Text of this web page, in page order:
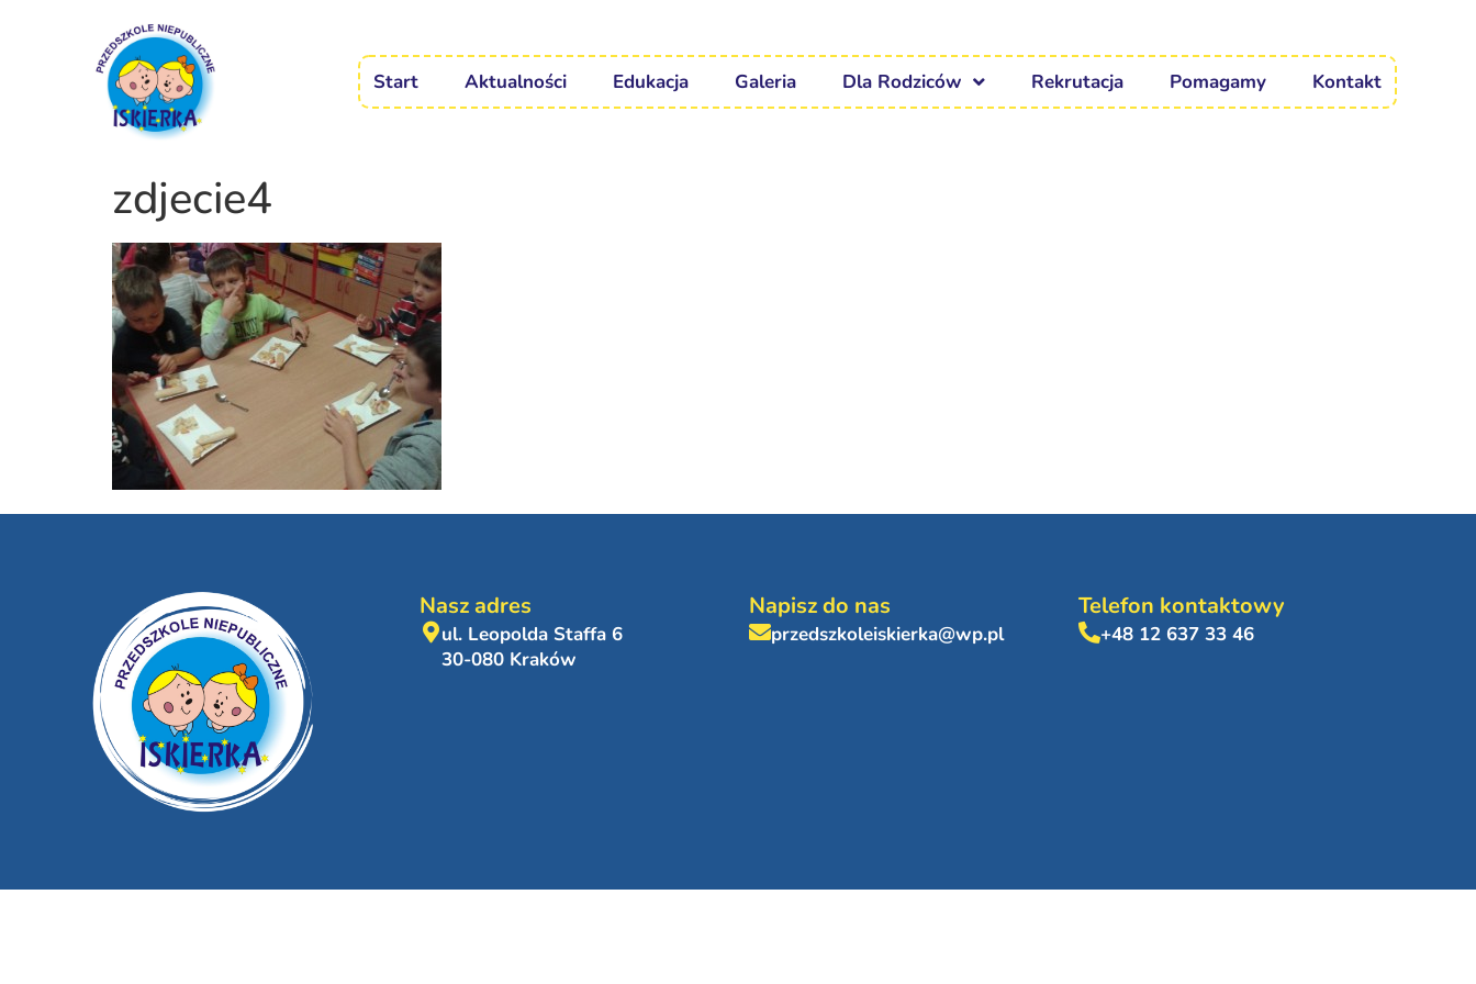
Start Aktualności Edukacja Galeria Dla Rodziców Rekrutacja Pomagamy Kontakt
zdjecie4
Nasz adres
ul. Leopolda Staffa 6
30-080 Kraków
Napisz do nas
przedszkoleiskierka@wp.pl
Telefon kontaktowy
+48 12 637 33 46